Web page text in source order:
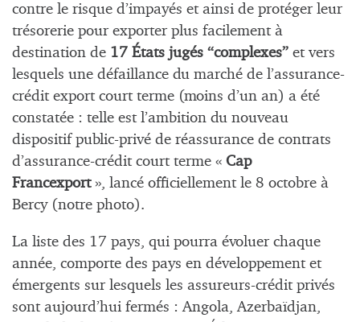
contre le risque d’impayés et ainsi de protéger leur
trésorerie pour exporter plus facilement à
destination de 17 États jugés “complexes” et vers
lesquels une défaillance du marché de l’assurance-
crédit export court terme (moins d’un an) a été
constatée : telle est l’ambition du nouveau
dispositif public-privé de réassurance de contrats
d’assurance-crédit court terme « Cap
Francexport», lancé officiellement le 8 octobre à
Bercy (notre photo).
La liste des 17 pays, qui pourra évoluer chaque
année, comporte des pays en développement et
émergents sur lesquels les assureurs-crédit privés
sont aujourd’hui fermés : Angola, Azerbaïdjan,